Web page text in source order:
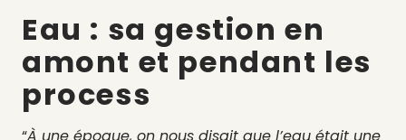
Eau : sa gestion en
amont et pendant les
process